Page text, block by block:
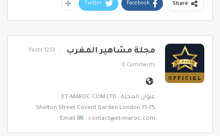
Share
Facebook
Twitter
مجلة مشاهير المغرب 1233 Posts
0 Comments
عنوان المجلة : ET-MAROC.COM LTD
71-75 Shelton Street Covent Garden London
Email
: contact@et-maroc.com